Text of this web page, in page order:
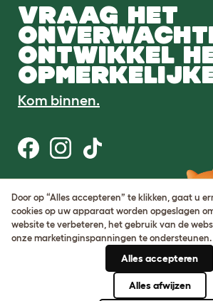
VRAAG HET
ONTWIKKEL
Kom binnen.
Gebruiksvoorwaarden
Cookie & privacybeleid
Cookie Settings
Sitemap
BTW-nummer: DE317631106
Door op “Alles accepteren” te klikken, gaat u
cookies op uw apparaat worden opgeslagen
website te verbeteren, het gebruik van de
onze marketinginspanningen te ondersteunen.
Alles accepteren
Alles afwijzen